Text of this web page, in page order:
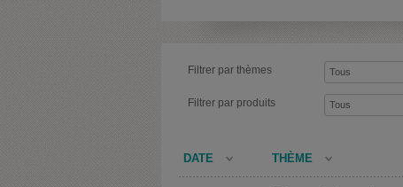
Filtrer par thèmes
Filtrer par produits
DATE THÈME